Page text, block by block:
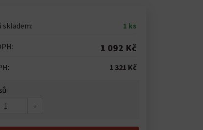
skladem: 1 ks
1 092 Kč
1 321 Kč
+